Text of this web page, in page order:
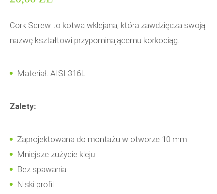
Cork Screw to kotwa wklejana, która zawdzięcza swoją
nazwę kształtowi przypominającemu korkociąg.
Materiał: AISI 316L
Zalety:
Zaprojektowana do montażu w otworze 10 mm
Mniejsze zużycie kleju
Bez spawania
Niski profil